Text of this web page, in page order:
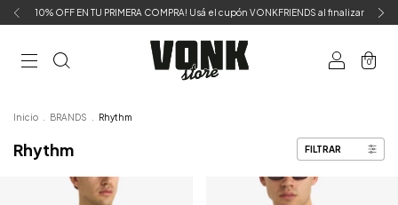
10% OFF EN TU PRIMERA COMPRA! Usá el cupón VONKFRIENDS al finalizar
0
Inicio BRANDS Rhythm
Rhythm FILTRAR